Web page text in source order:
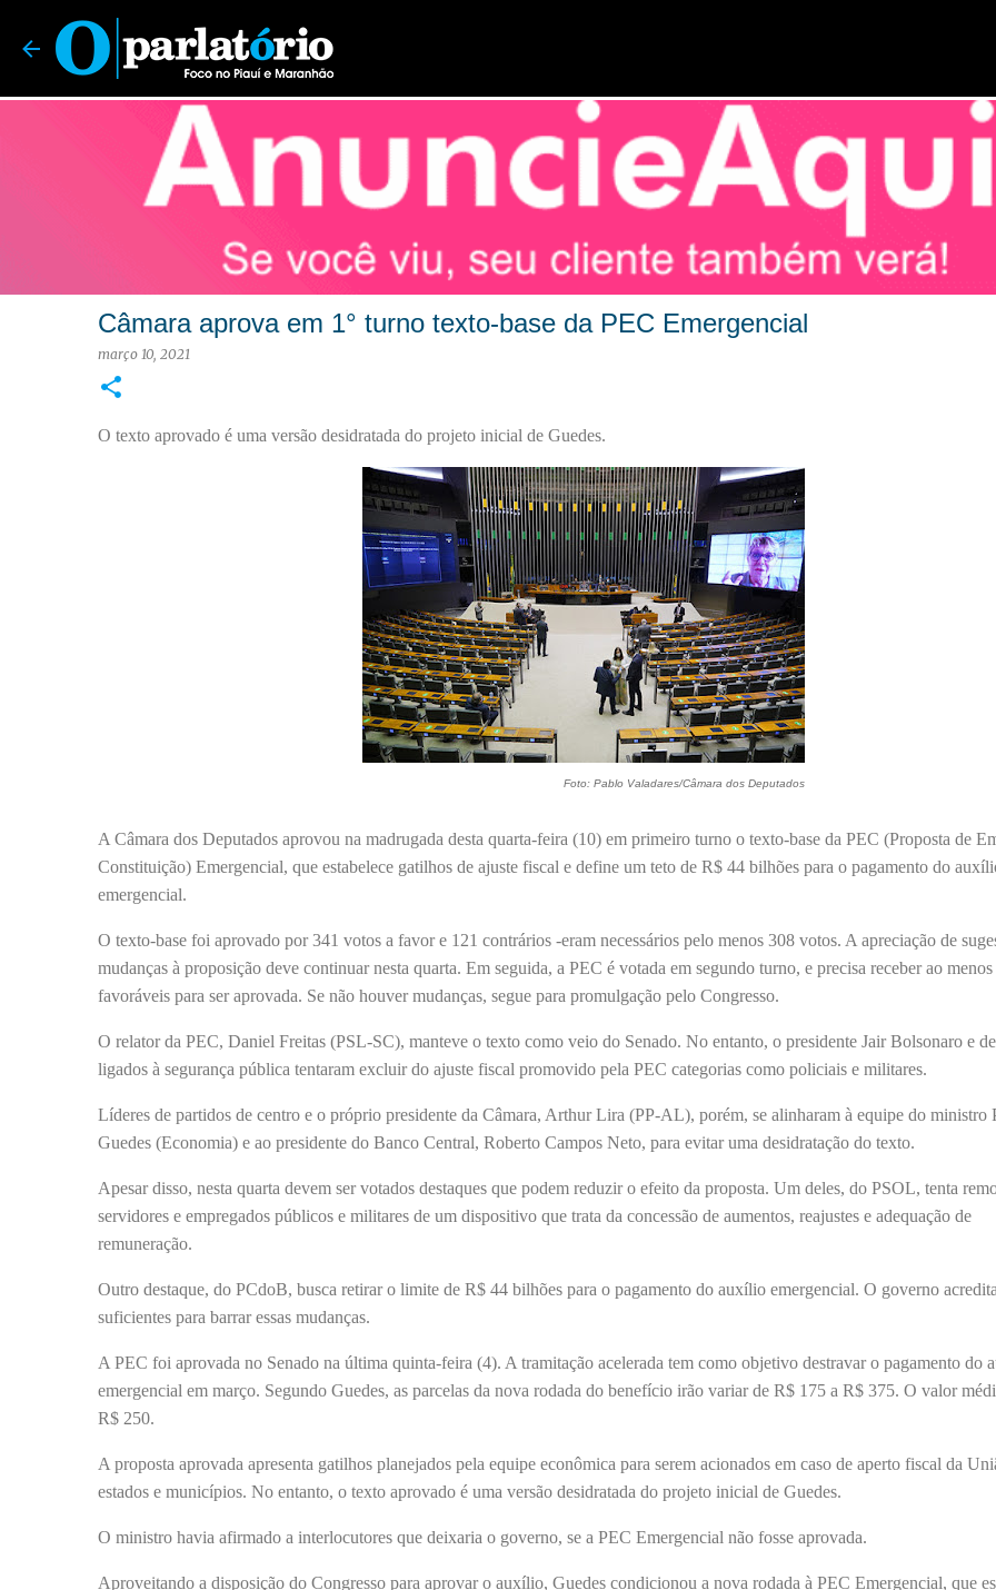
O Parlatório | Foco no Piauí e Maranhão
Câmara aprova em 1° turno texto-base da PEC Emergencial
março 10, 2021
O texto aprovado é uma versão desidratada do projeto inicial de Guedes.
Foto: Pablo Valadares/Câmara dos Deputados
A Câmara dos Deputados aprovou na madrugada desta quarta-feira (10) em primeiro turno o texto-base da PEC (Proposta de
Constituição) Emergencial, que estabelece gatilhos de ajuste fiscal e define um teto de R$ 44 bilhões para o pagamento do
emergencial.
O texto-base foi aprovado por 341 votos a favor e 121 contrários -eram necessários pelo menos 308 votos. A apreciação de
mudanças à proposição deve continuar nesta quarta. Em seguida, a PEC é votada em segundo turno, e precisa receber ao
favoráveis para ser aprovada. Se não houver mudanças, segue para promulgação pelo Congresso.
O relator da PEC, Daniel Freitas (PSL-SC), manteve o texto como veio do Senado. No entanto, o presidente Jair Bolsonaro e
ligados à segurança pública tentaram excluir do ajuste fiscal promovido pela PEC categorias como policiais e militares.
Líderes de partidos de centro e o próprio presidente da Câmara, Arthur Lira (PP-AL), porém, se alinharam à equipe do ministro
Guedes (Economia) e ao presidente do Banco Central, Roberto Campos Neto, para evitar uma desidratação do texto.
Apesar disso, nesta quarta devem ser votados destaques que podem reduzir o efeito da proposta. Um deles, do PSOL, tenta
servidores e empregados públicos e militares de um dispositivo que trata da concessão de aumentos, reajustes e adequação de
remuneração.
Outro destaque, do PCdoB, busca retirar o limite de R$ 44 bilhões para o pagamento do auxílio emergencial. O governo
suficientes para barrar essas mudanças.
A PEC foi aprovada no Senado na última quinta-feira (4). A tramitação acelerada tem como objetivo destravar o pagamento do
emergencial em março. Segundo Guedes, as parcelas da nova rodada do benefício irão variar de R$ 175 a R$ 375. O valor
R$ 250.
A proposta aprovada apresenta gatilhos planejados pela equipe econômica para serem acionados em caso de aperto fiscal da
estados e municípios. No entanto, o texto aprovado é uma versão desidratada do projeto inicial de Guedes.
O ministro havia afirmado a interlocutores que deixaria o governo, se a PEC Emergencial não fosse aprovada.
Aproveitando a disposição do Congresso para aprovar o auxílio, Guedes condicionou a nova rodada à PEC Emergencial, que